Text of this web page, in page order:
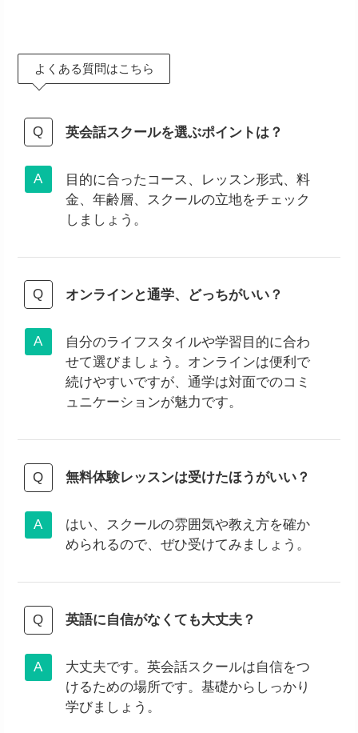
よくある質問はこちら
英会話スクールを選ぶポイントは？
目的に合ったコース、レッスン形式、料
金、年齢層、スクールの立地をチェック
しましょう。
オンラインと通学、どっちがいい？
自分のライフスタイルや学習目的に合わ
せて選びましょう。オンラインは便利で
続けやすいですが、通学は対面でのコミ
ュニケーションが魅力です。
無料体験レッスンは受けたほうがいい？
はい、スクールの雰囲気や教え方を確か
められるので、ぜひ受けてみましょう。
英語に自信がなくても大丈夫？
大丈夫です。英会話スクールは自信をつ
けるための場所です。基礎からしっかり
学びましょう。